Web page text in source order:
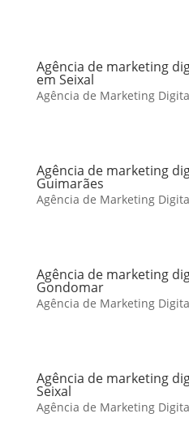
Agência de marketing
em Seixal
Agência de Marketing
Agência de marketing
Guimarães
Agência de Marketing
Agência de marketing
Gondomar
Agência de Marketing
Agência de marketing
Seixal
Agência de Marketing